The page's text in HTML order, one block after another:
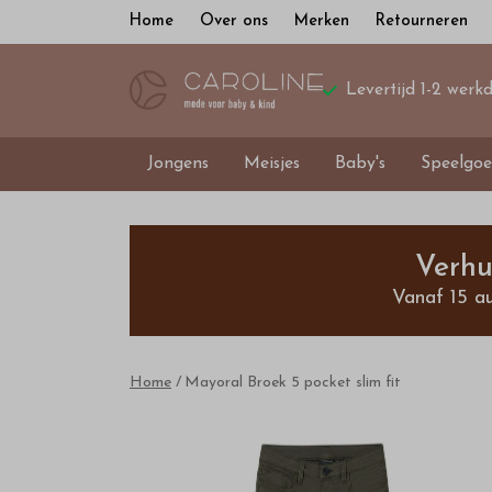
Home Over ons Merken Retourneren
Levertijd 1-2
Jongens Meisjes Baby's
Mayoral
pocket
Vanaf 15
Home Mayoral Broek 5 pocket slim fit